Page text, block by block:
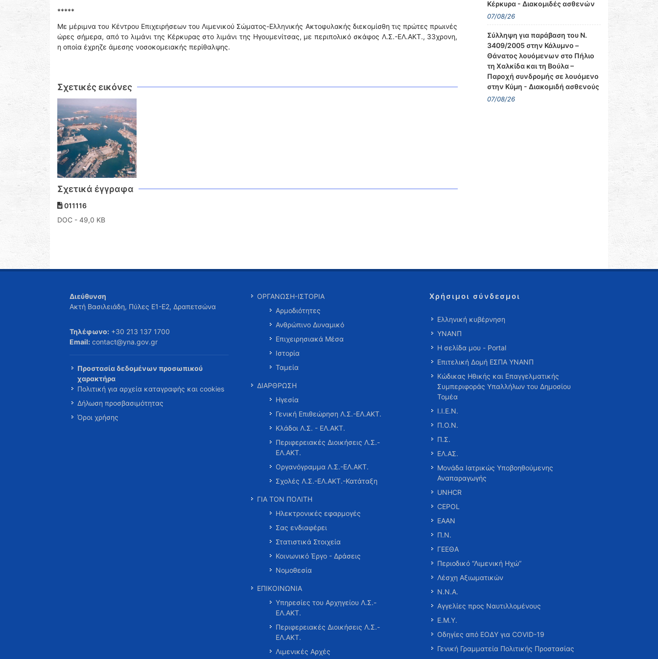
*****
Με μέριμνα του Κέντρου Επιχειρήσεων του Λιμενικού Σώματος-Ελληνικής Ακτοφυλακής διεκομίσθη τις πρώτες πρωινές
ώρες σήμερα, από το λιμάνι της Κέρκυρας στο λιμάνι της Ηγουμενίτσας, με περιπολικό σκάφος Λ.Σ.-ΕΛ.ΑΚΤ., 33χρονη,
η οποία έχρηζε άμεσης νοσοκομειακής περίθαλψης.
Σχετικές εικόνες
Σχετικά έγγραφα
011116
DOC - 49,0 KB
Κέρκυρα - Διακομιδές ασθενών
07/08/26
Σύλληψη για παράβαση του Ν.
3409/2005 στην Κάλυμνο –
Θάνατος λουόμενων στο Πήλιο
τη Χαλκίδα και τη Βούλα –
Παροχή συνδρομής σε λουόμενο
στην Κύμη - Διακομιδή ασθενούς
07/08/26
Διεύθυνση
Ακτή Βασιλειάδη, Πύλες Ε1-Ε2, Δραπετσώνα
Τηλέφωνο: +30 213 137 1700
Email: contact@yna.gov.gr
Προστασία δεδομένων προσωπικού
χαρακτήρα
Πολιτική για αρχεία καταγραφής και cookies
Δήλωση προσβασιμότητας
Όροι χρήσης
ΟΡΓΑΝΩΣΗ-ΙΣΤΟΡΙΑ
Αρμοδιότητες
Ανθρώπινο Δυναμικό
Επιχειρησιακά Μέσα
Ιστορία
Ταμεία
ΔΙΑΡΘΡΩΣΗ
Ηγεσία
Γενική Επιθεώρηση Λ.Σ.-ΕΛ.ΑΚΤ.
Κλάδοι Λ.Σ. - ΕΛ.ΑΚΤ.
Περιφερειακές Διοικήσεις Λ.Σ.-
ΕΛ.ΑΚΤ.
Οργανόγραμμα Λ.Σ.-ΕΛ.ΑΚΤ.
Σχολές Λ.Σ.-ΕΛ.ΑΚΤ.-Κατάταξη
ΓΙΑ ΤΟΝ ΠΟΛΙΤΗ
Ηλεκτρονικές εφαρμογές
Σας ενδιαφέρει
Στατιστικά Στοιχεία
Κοινωνικό Έργο - Δράσεις
Νομοθεσία
ΕΠΙΚΟΙΝΩΝΙΑ
Υπηρεσίες του Αρχηγείου Λ.Σ.-
ΕΛ.ΑΚΤ.
Περιφερειακές Διοικήσεις Λ.Σ.-
ΕΛ.ΑΚΤ.
Λιμενικές Αρχές
Χρήσιμοι σύνδεσμοι
Ελληνική κυβέρνηση
ΥΝΑΝΠ
Η σελίδα μου - Portal
Επιτελική Δομή ΕΣΠΑ ΥΝΑΝΠ
Κώδικας Ηθικής και Επαγγελματικής
Συμπεριφοράς Υπαλλήλων του Δημοσίου
Τομέα
Ι.Ι.Ε.Ν.
Π.Ο.Ν.
Π.Σ.
ΕΛ.ΑΣ.
Μονάδα Ιατρικώς Υποβοηθούμενης
Αναπαραγωγής
UNHCR
CEPOL
ΕΑΑΝ
Π.Ν.
ΓΕΕΘΑ
Περιοδικό “Λιμενική Ηχώ”
Λέσχη Αξιωματικών
Ν.Ν.Α.
Αγγελίες προς Ναυτιλλομένους
Ε.Μ.Υ.
Οδηγίες από ΕΟΔΥ για COVID-19
Γενική Γραμματεία Πολιτικής Προστασίας